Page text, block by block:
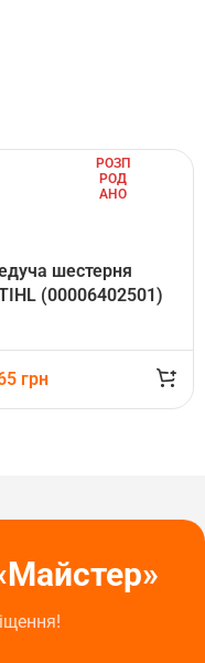
РОЗП
РОД
АНО
шестерня
(00006402501)
грн